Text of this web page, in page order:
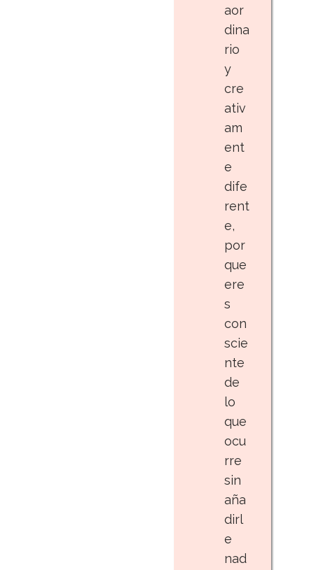
aor
dina
rio
y
cre
ativ
am
ent
e
dife
rent
e,
por
que
ere
s
con
scie
nte
de
lo
que
ocu
rre
sin
aña
dirl
e
nad